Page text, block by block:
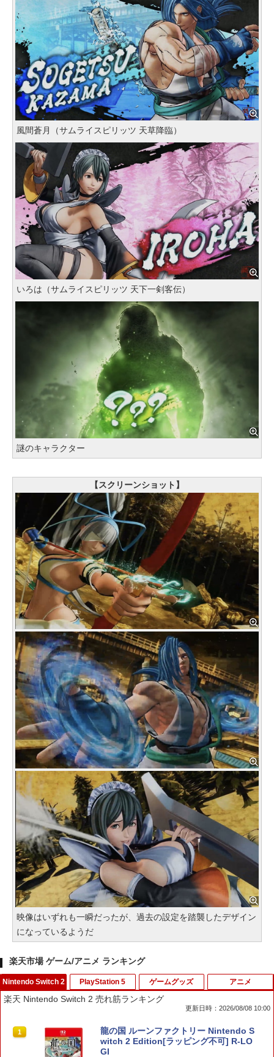
風間蒼月（サムライスピリッツ 天草降臨）
いろは（サムライスピリッツ 天下一剣客伝）
謎のキャラクター
【スクリーンショット】
映像はいずれも一瞬だったが、過去の設定を踏襲したデザイン
になっているようだ
楽天市場 ゲーム/アニメ ランキング
Nintendo Switch 2
楽天 Nintendo Switch 2 売れ筋ランキング
更新日時：2026/08/08 10:00
1
龍の国 ルーンファクトリー Nintendo S
witch 2 Edition[ラッピング不可] R-LO
GI
PlayStation 5 ゲームグッズ アニメ